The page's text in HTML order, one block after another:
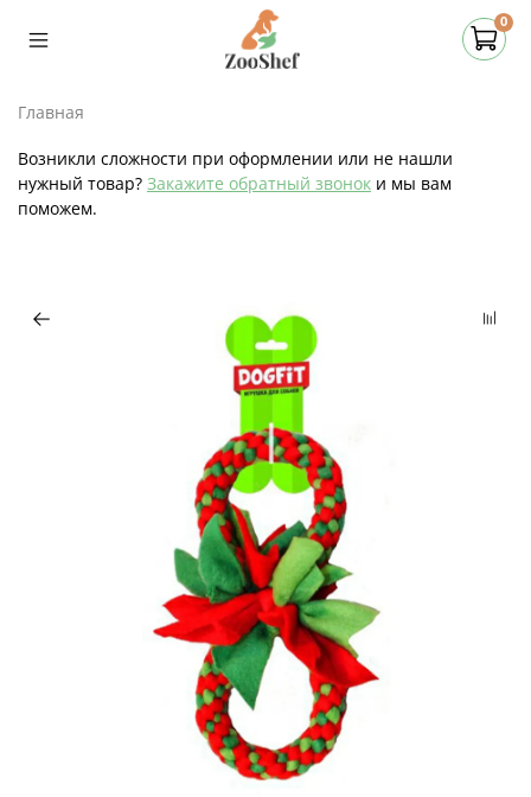
0
Главная
Возникли сложности при оформлении или не нашли
нужный товар? Закажите обратный звонок и мы вам
поможем.